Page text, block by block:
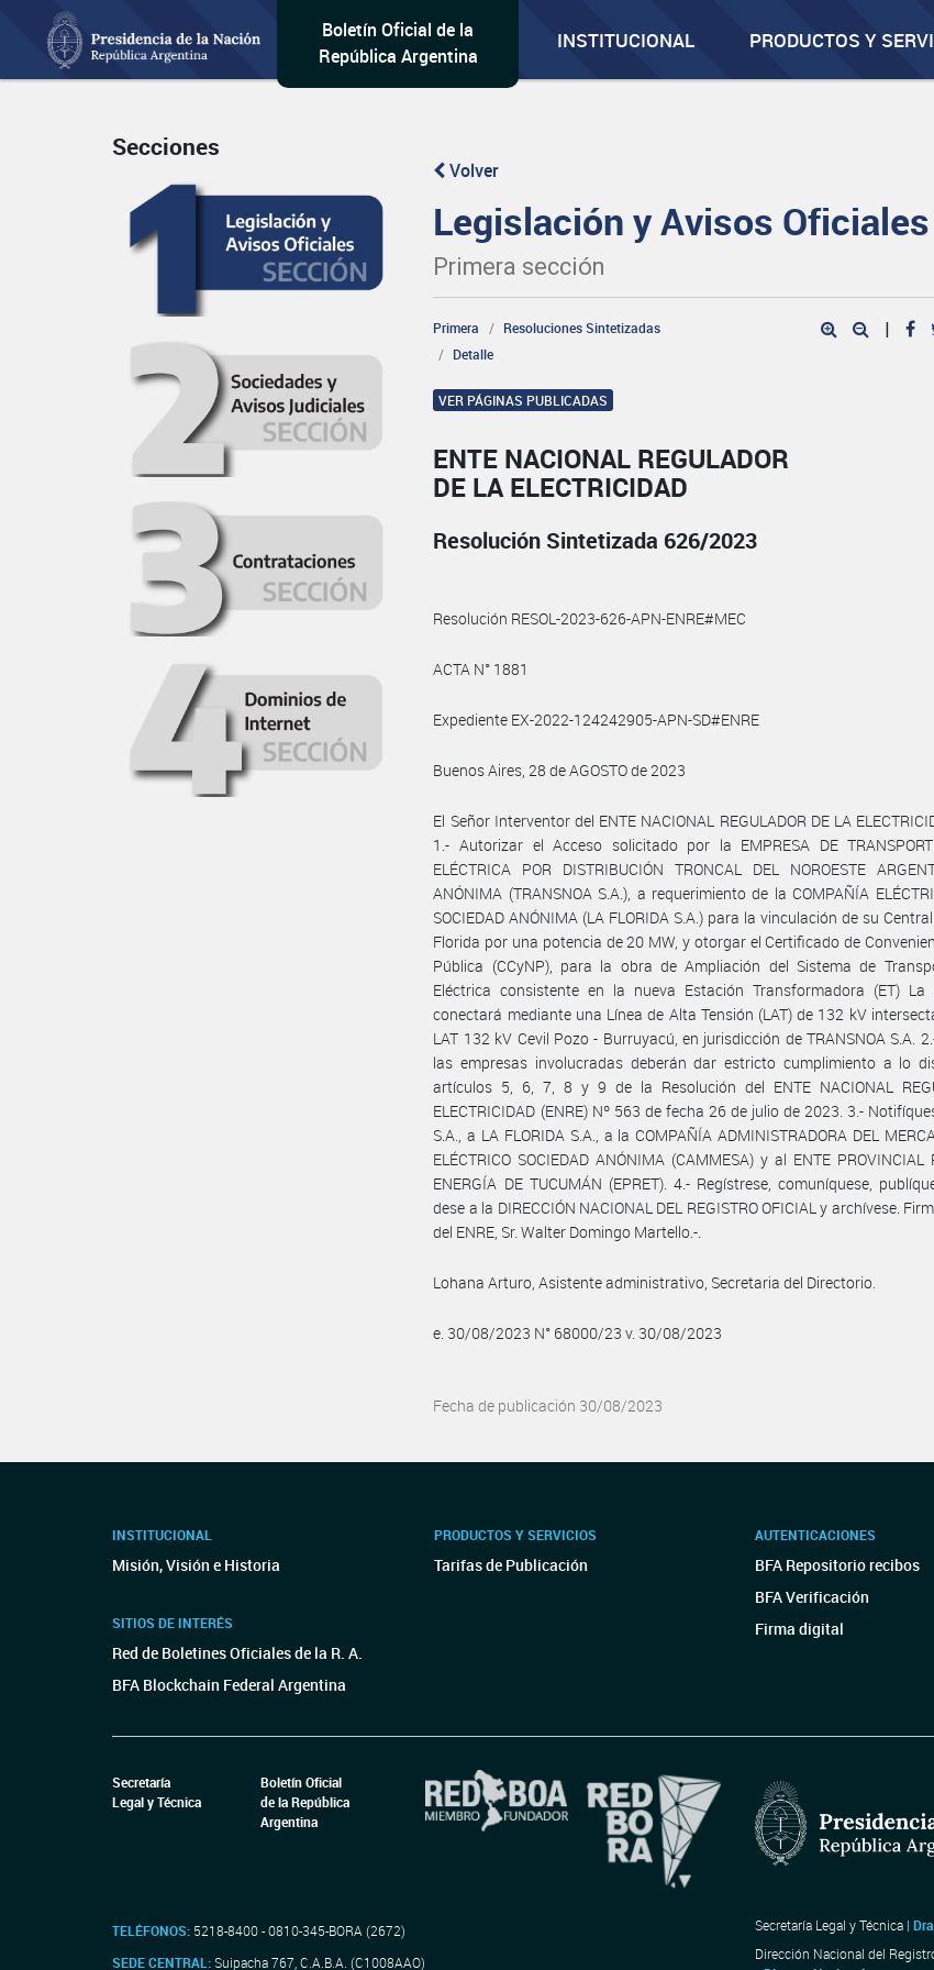
Boletín Oficial de la
República Argentina
INSTITUCIONAL PRODUCTOS Y
Secciones
Volver
Legislación y Avisos Oficiales
Primera sección
Primera
Resoluciones Sintetizadas
Detalle
|
VER PÁGINAS PUBLICADAS
ENTE NACIONAL REGULADOR
DE LA ELECTRICIDAD
Resolución Sintetizada 626/2023
Resolución RESOL-2023-626-APN-ENRE#MEC
ACTA N° 1881
Expediente EX-2022-124242905-APN-SD#ENRE
Buenos Aires, 28 de AGOSTO de 2023
El Señor Interventor del ENTE NACIONAL REGULADOR DE LA
1.- Autorizar el Acceso solicitado por la EMPRESA DE
ELÉCTRICA POR DISTRIBUCIÓN TRONCAL DEL NOROESTE
ANÓNIMA (TRANSNOA S.A.), a requerimiento de la COMPAÑÍA
SOCIEDAD ANÓNIMA (LA FLORIDA S.A.) para la vinculación de su
Florida por una potencia de 20 MW, y otorgar el Certificado de
Pública (CCyNP), para la obra de Ampliación del Sistema de
Eléctrica consistente en la nueva Estación Transformadora (ET)
conectará mediante una Línea de Alta Tensión (LAT) de 132 kV
LAT 132 kV Cevil Pozo - Burruyacú, en jurisdicción de TRANSNOA S.A.
las empresas involucradas deberán dar estricto cumplimiento a lo
artículos 5, 6, 7, 8 y 9 de la Resolución del ENTE NACIONAL
ELECTRICIDAD (ENRE) Nº 563 de fecha 26 de julio de 2023. 3.-
S.A., a LA FLORIDA S.A., a la COMPAÑÍA ADMINISTRADORA DEL
ELÉCTRICO SOCIEDAD ANÓNIMA (CAMMESA) y al ENTE PROVINCIAL
ENERGÍA DE TUCUMÁN (EPRET). 4.- Regístrese, comuníquese,
dese a la DIRECCIÓN NACIONAL DEL REGISTRO OFICIAL y archívese.
del ENRE, Sr. Walter Domingo Martello.-.
Lohana Arturo, Asistente administrativo, Secretaria del Directorio.
e. 30/08/2023 N° 68000/23 v. 30/08/2023
Fecha de publicación 30/08/2023
INSTITUCIONAL
Misión, Visión e Historia
SITIOS DE INTERÉS
Red de Boletines Oficiales de la R. A.
BFA Blockchain Federal Argentina
PRODUCTOS Y SERVICIOS
Tarifas de Publicación
AUTENTICACIONES
BFA Repositorio recibos
BFA Verificación
Firma digital
Secretaría
Legal y Técnica
Boletín Oficial
de la República
Argentina
TELÉFONOS: 5218-8400 - 0810-345-BORA (2672)
SEDE CENTRAL:Suipacha 767, C.A.B.A. (C1008AAO)
Secretaría Legal y Técnica |
Dirección Nacional del